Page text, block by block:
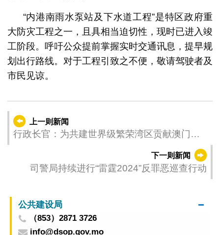
“内港南雨水泵站及下水道工程”是特区政府重
大防灾工程之一，且具相当迫切性，现时已进入竣
工阶段。呼吁公众提前掌握实时交通讯息，提早规
划出行路线。对于工程引致之不便，敬请驾驶者及
市民见谅。
上一则新闻
行政长官：为共建世界级繁荣湾区贡献澳门力
下一则新闻
司警局持续进行“雷霆2024”反罪恶巡查行动
公共建设局
（853）2871 3726
info@dsop.gov.mo